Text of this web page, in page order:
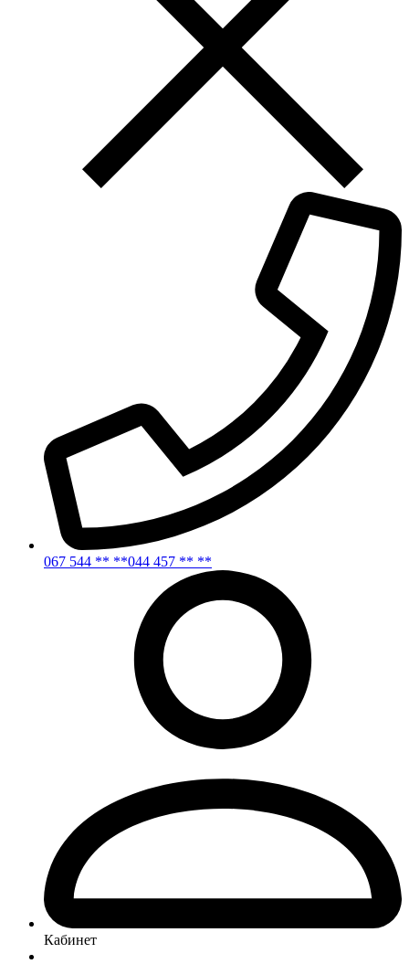
067 544 ** **044 457 ** **
Кабинет